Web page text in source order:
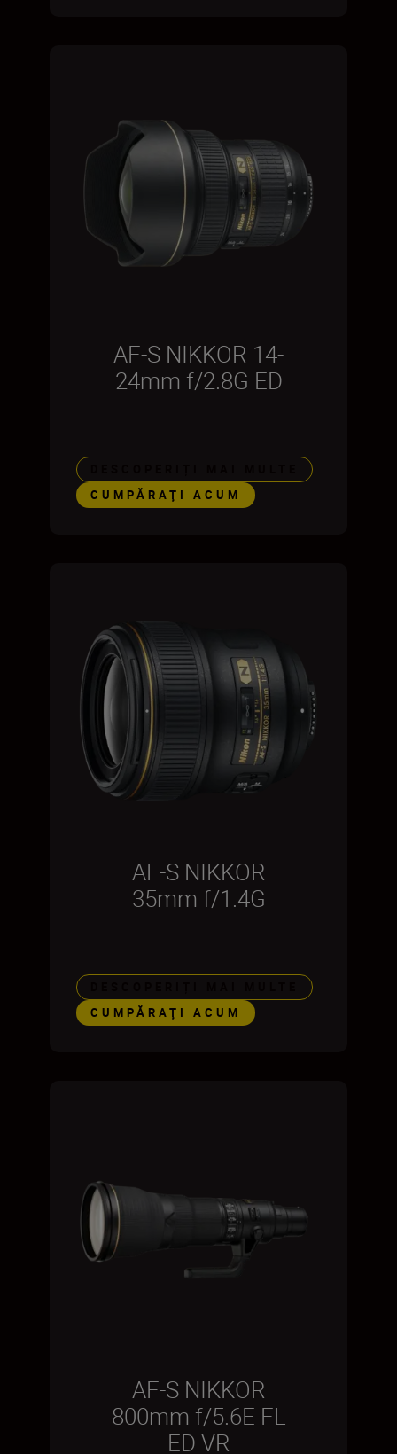
AF-S NIKKOR 14-
24mm f/2.8G ED
CUMPĂRAŢI ACUM
AF-S NIKKOR
35mm f/1.4G
CUMPĂRAŢI ACUM
AF-S NIKKOR
800mm f/5.6E FL
ED VR